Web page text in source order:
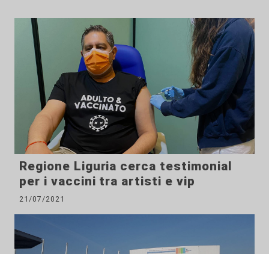
Regione Liguria cerca testimonial
per i vaccini tra artisti e vip
21/07/2021